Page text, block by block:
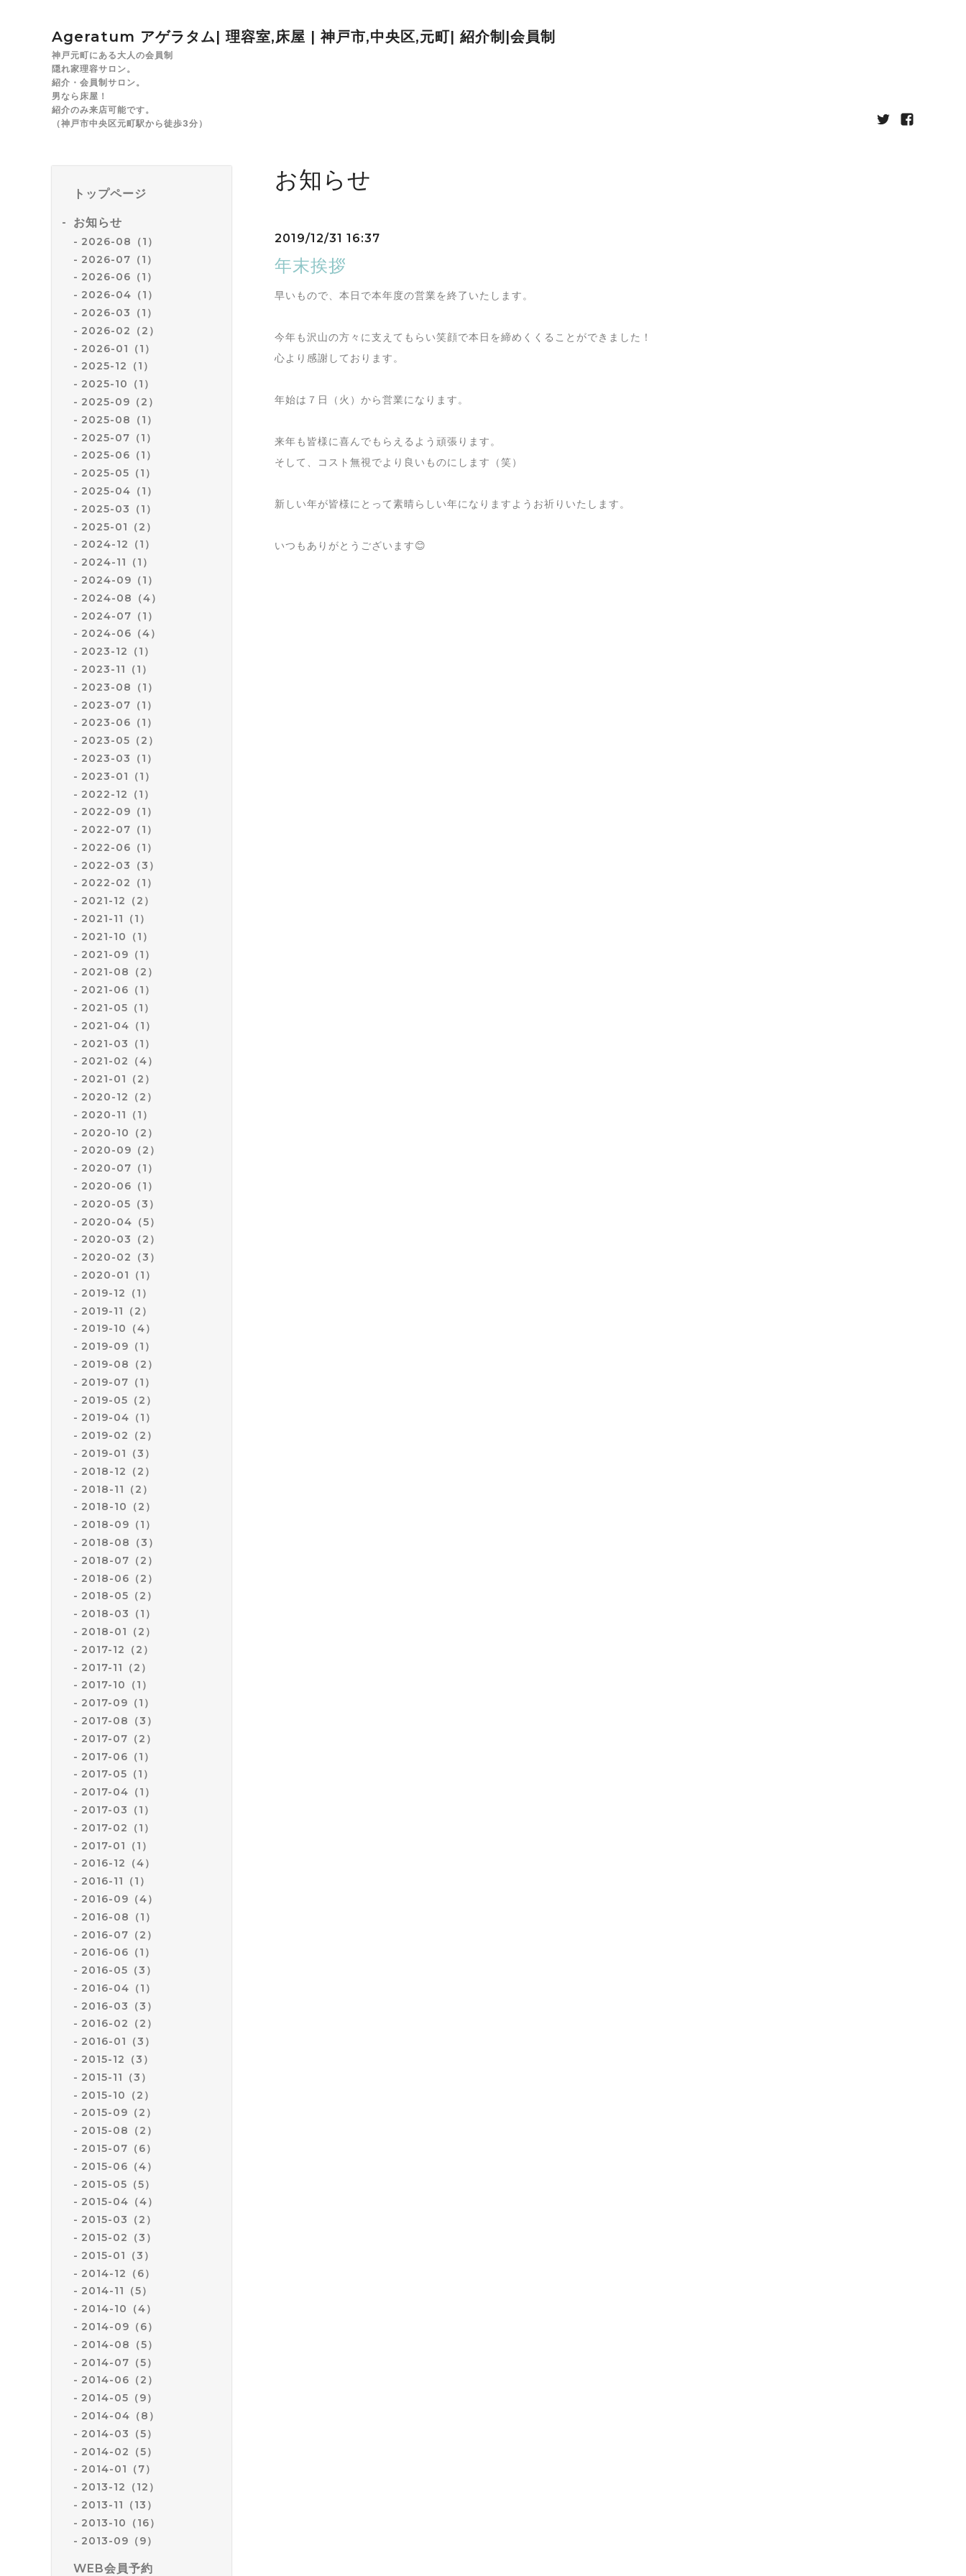
Ageratum アゲラタム| 理容室,床屋 | 神戸市,中央区,元町| 紹介制|会員制
神戸元町にある大人の会員制
隠れ家理容サロン。
紹介・会員制サロン。
男なら床屋！
紹介のみ来店可能です。
（神戸市中央区元町駅から徒歩3分）
トップページ
お知らせ
2026-08（1）
2026-07（1）
2026-06（1）
2026-04（1）
2026-03（1）
2026-02（2）
2026-01（1）
2025-12（1）
2025-10（1）
2025-09（2）
2025-08（1）
2025-07（1）
2025-06（1）
2025-05（1）
2025-04（1）
2025-03（1）
2025-01（2）
2024-12（1）
2024-11（1）
2024-09（1）
2024-08（4）
2024-07（1）
2024-06（4）
2023-12（1）
2023-11（1）
2023-08（1）
2023-07（1）
2023-06（1）
2023-05（2）
2023-03（1）
2023-01（1）
2022-12（1）
2022-09（1）
2022-07（1）
2022-06（1）
2022-03（3）
2022-02（1）
2021-12（2）
2021-11（1）
2021-10（1）
2021-09（1）
2021-08（2）
2021-06（1）
2021-05（1）
2021-04（1）
2021-03（1）
2021-02（4）
2021-01（2）
2020-12（2）
2020-11（1）
2020-10（2）
2020-09（2）
2020-07（1）
2020-06（1）
2020-05（3）
2020-04（5）
2020-03（2）
2020-02（3）
2020-01（1）
2019-12（1）
2019-11（2）
2019-10（4）
2019-09（1）
2019-08（2）
2019-07（1）
2019-05（2）
2019-04（1）
2019-02（2）
2019-01（3）
2018-12（2）
2018-11（2）
2018-10（2）
2018-09（1）
2018-08（3）
2018-07（2）
2018-06（2）
2018-05（2）
2018-03（1）
2018-01（2）
2017-12（2）
2017-11（2）
2017-10（1）
2017-09（1）
2017-08（3）
2017-07（2）
2017-06（1）
2017-05（1）
2017-04（1）
2017-03（1）
2017-02（1）
2017-01（1）
2016-12（4）
2016-11（1）
2016-09（4）
2016-08（1）
2016-07（2）
2016-06（1）
2016-05（3）
2016-04（1）
2016-03（3）
2016-02（2）
2016-01（3）
2015-12（3）
2015-11（3）
2015-10（2）
2015-09（2）
2015-08（2）
2015-07（6）
2015-06（4）
2015-05（5）
2015-04（4）
2015-03（2）
2015-02（3）
2015-01（3）
2014-12（6）
2014-11（5）
2014-10（4）
2014-09（6）
2014-08（5）
2014-07（5）
2014-06（2）
2014-05（9）
2014-04（8）
2014-03（5）
2014-02（5）
2014-01（7）
2013-12（12）
2013-11（13）
2013-10（16）
2013-09（9）
WEB会員予約
お知らせ
2019/12/31 16:37
年末挨拶
早いもので、本日で本年度の営業を終了いたします。
今年も沢山の方々に支えてもらい笑顔で本日を締めくくることができました！
心より感謝しております。
年始は７日（火）から営業になります。
来年も皆様に喜んでもらえるよう頑張ります。
そして、コスト無視でより良いものにします（笑）
新しい年が皆様にとって素晴らしい年になりますようお祈りいたします。
いつもありがとうございます😊